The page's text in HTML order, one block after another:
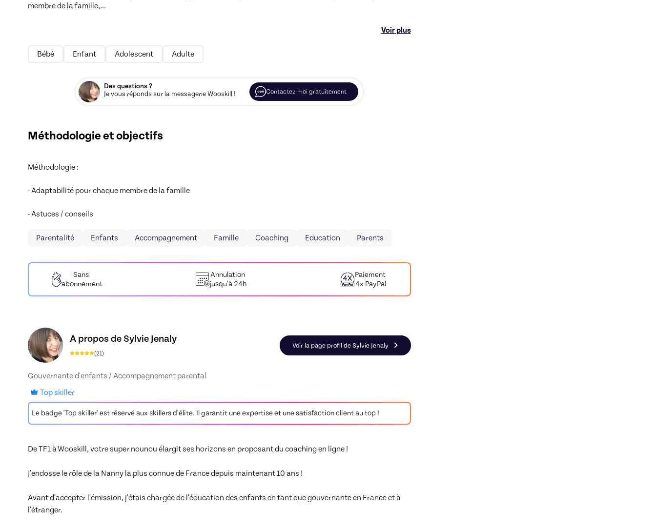
membre de la famille,...
Voir plus
Bébé Enfant Adolescent Adulte
Des questions ?
Je vous réponds sur la messagerie Wooskill !
Contactez-moi gratuitement
Méthodologie et objectifs
Méthodologie :
- Adaptabilité pour chaque membre de la famille
- Astuces / conseils
Parentalité Enfants Accompagnement Famille Coaching Education Parents
Sans
abonnement
Annulation
jusqu'à 24h
Paiement
4x PayPal
A propos de Sylvie Jenaly
(21)
Voir la page profil de Sylvie Jenaly
Gouvernante d'enfants / Accompagnement parental
Top skiller
Le badge 'Top skiller' est réservé aux skillers d'élite. Il garantit une expertise et une satisfaction client au top !
De TF1 à Wooskill, votre super nounou élargit ses horizons en proposant du coaching en ligne !
J'endosse le rôle de la Nanny la plus connue de France depuis maintenant 10 ans !
Avant d'accepter l'émission, j'étais chargée de l'éducation des enfants en tant que gouvernante en France et à
l'étranger.